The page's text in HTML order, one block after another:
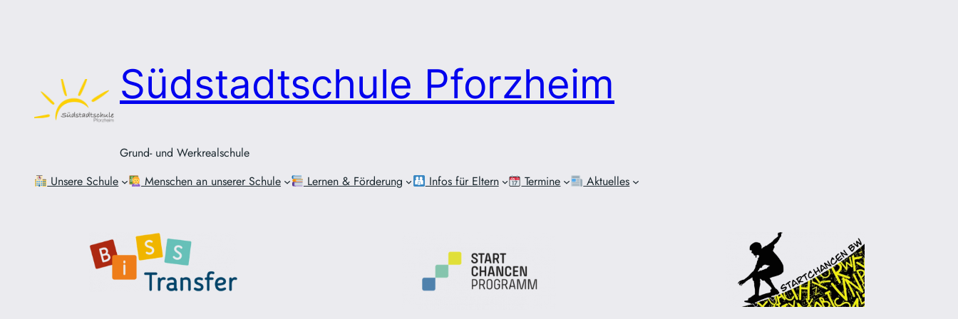
Südstadtschule Pforzheim
Grund- und Werkrealschule
Unsere Schule
Menschen an unserer Schule Lernen & Förderung Infos für Eltern Termine Aktuelles